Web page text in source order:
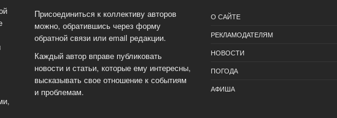
Присоединиться к коллективу авторов
можно, обратившись через форму
обратной связи или email редакции.
Каждый автор вправе публиковать
новости и статьи, которые ему интересны,
высказывать свое отношение к событиям
и проблемам.
О САЙТЕ
РЕКЛАМОДАТЕЛЯМ
НОВОСТИ
ПОГОДА
АФИША